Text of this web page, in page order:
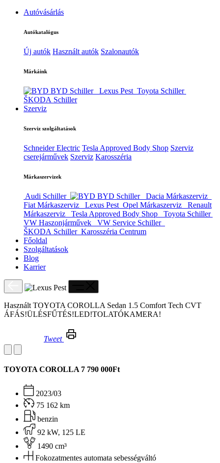
Autóvásárlás
Autókatalógus
Új autók Használt autók Szalonautók
Márkáink
BYD Schiller Lexus Pest Toyota Schiller
ŠKODA Schiller
Szerviz
Szerviz szolgáltatások
Schneider Electric Tesla Approved Body Shop Szerviz
cserejárművek Szerviz Karosszéria
Márkaszervizek
Audi Schiller BYD Schiller
Dacia Márkaszerviz
Fiat Márkaszerviz
Lexus Pest Opel Márkaszerviz
Renault
Márkaszerviz
Tesla Approved Body Shop
Toyota Schiller
VW Haszonjárművek
VW Service Schiller
ŠKODA Schiller Karosszéria Centrum
Főoldal
Szolgáltatások
Blog
Karrier
Használt TOYOTA COROLLA Sedan 1.5 Comfort Tech CVT
ÁFÁS!ÜLÉSFŰTÉS!LED!TOLATÓKAMERA!
Tweet
TOYOTA COROLLA 7 790 000Ft
2023/03
75 162 km
benzin
92 kW, 125 LE
1490 cm³
Fokozatmentes automata sebességváltó